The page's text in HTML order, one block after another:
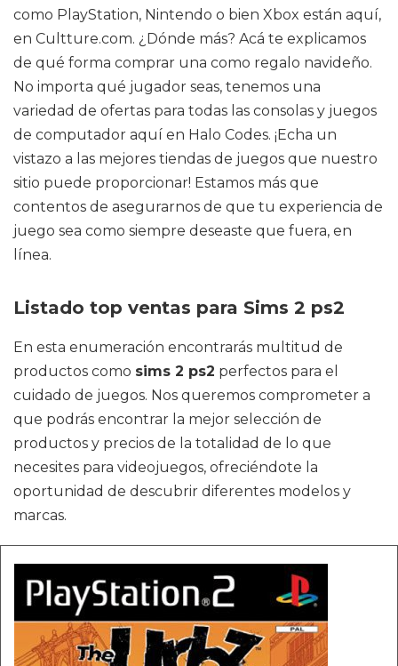
como PlayStation, Nintendo o bien Xbox están aquí,
en Cultture.com. ¿Dónde más? Acá te explicamos
de qué forma comprar una como regalo navideño.
No importa qué jugador seas, tenemos una
variedad de ofertas para todas las consolas y juegos
de computador aquí en Halo Codes. ¡Echa un
vistazo a las mejores tiendas de juegos que nuestro
sitio puede proporcionar! Estamos más que
contentos de asegurarnos de que tu experiencia de
juego sea como siempre deseaste que fuera, en
línea.
Listado top ventas para Sims 2 ps2
En esta enumeración encontrarás multitud de
productos como sims 2 ps2 perfectos para el
cuidado de juegos. Nos queremos comprometer a
que podrás encontrar la mejor selección de
productos y precios de la totalidad de lo que
necesites para videojuegos, ofreciéndote la
oportunidad de descubrir diferentes modelos y
marcas.